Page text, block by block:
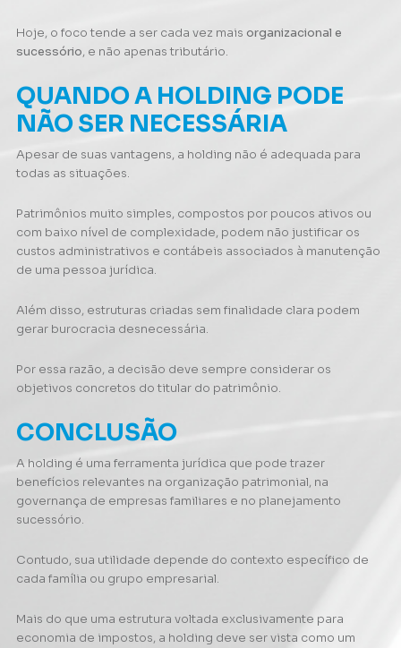
Hoje, o foco tende a ser cada vez mais organizacional e
sucessório, e não apenas tributário.
QUANDO A HOLDING PODE
NÃO SER NECESSÁRIA
Apesar de suas vantagens, a holding não é adequada para
todas as situações.
Patrimônios muito simples, compostos por poucos ativos ou
com baixo nível de complexidade, podem não justificar os
custos administrativos e contábeis associados à manutenção
de uma pessoa jurídica.
Além disso, estruturas criadas sem finalidade clara podem
gerar burocracia desnecessária.
Por essa razão, a decisão deve sempre considerar os
objetivos concretos do titular do patrimônio.
CONCLUSÃO
A holding é uma ferramenta jurídica que pode trazer
benefícios relevantes na organização patrimonial, na
governança de empresas familiares e no planejamento
sucessório.
Contudo, sua utilidade depende do contexto específico de
cada família ou grupo empresarial.
Mais do que uma estrutura voltada exclusivamente para
economia de impostos, a holding deve ser vista como um